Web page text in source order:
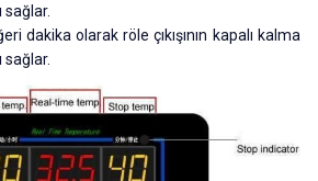
sağlar.
dakika olarak röle çıkışının kapalı kalma
sağlar.